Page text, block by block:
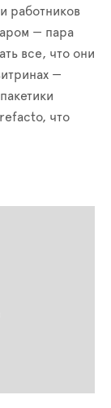
работников
— пара
все, что они
—
что